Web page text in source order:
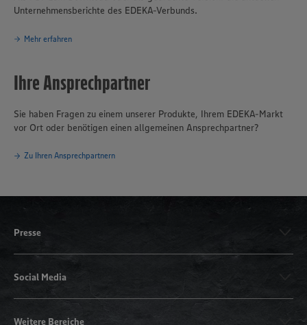
Unternehmensberichte des EDEKA-Verbunds.
Mehr erfahren
Ihre Ansprechpartner
Sie haben Fragen zu einem unserer Produkte, Ihrem EDEKA-Markt
vor Ort oder benötigen einen allgemeinen Ansprechpartner?
Zu Ihren Ansprechpartnern
Presse
Social Media
Weitere Bereiche